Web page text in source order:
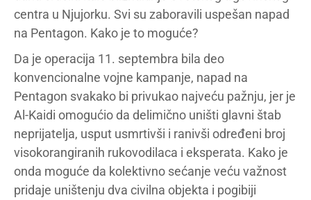
centra u Njujorku. Svi su zaboravili uspešan napad
na Pentagon. Kako je to moguće?
Da je operacija 11. septembra bila deo
konvencionalne vojne kampanje, napad na
Pentagon svakako bi privukao najveću pažnju, jer je
Al-Kaidi omogućio da delimično uništi glavni štab
neprijatelja, usput usmrtivši i ranivši određeni broj
visokorangiranih rukovodilaca i eksperata. Kako je
onda moguće da kolektivno sećanje veću važnost
pridaje uništenju dva civilna objekta i pogibiji